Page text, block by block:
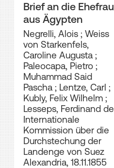
Brief an die Ehefrau
aus Ägypten
Negrelli, Alois; Weiss
von Starkenfels,
Caroline Augusta;
Paleocapa, Pietro;
Muhammad Said
Pascha; Lentze, Carl ;
Kubly, Felix Wilhelm;
Lesseps, Ferdinand de
Internationale
Kommission über die
Durchstechung der
Landenge von Suez
Alexandria, 18.11.1855